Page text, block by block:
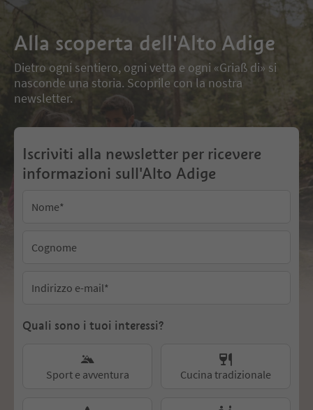
Alla scoperta dell'Alto Adige
Dietro ogni sentiero, ogni vetta e ogni «Griaß di» si
nasconde una storia. Scoprile con la nostra
newsletter.
Iscriviti alla newsletter per ricevere
informazioni sull'Alto Adige
Nome*
Cognome
Indirizzo e-mail*
Quali sono i tuoi interessi?
Sport e avventura
Cucina tradizionale